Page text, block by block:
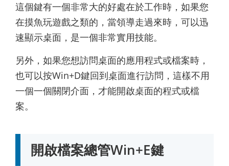
這個鍵有一個非常大的好處在於工作時，如果您
在摸魚玩遊戲之類的，當領導走過來時，可以迅
速顯示桌面，是一個非常實用技能。
另外，如果您想訪問桌面的應用程式或檔案時，
也可以按Win+D鍵回到桌面進行訪問，這樣不用
一個一個關閉介面，才能開啟桌面的程式或檔
案。
開啟檔案總管Win+E鍵